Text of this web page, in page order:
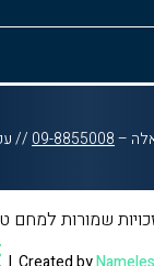
–
09-8855008
//
שמורות למחם